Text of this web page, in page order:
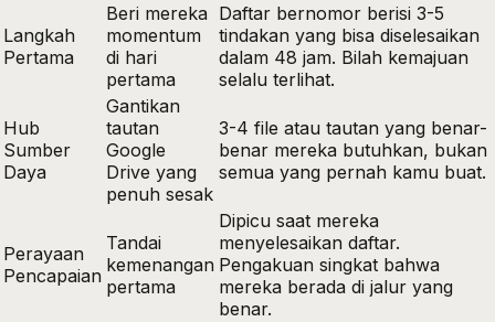
Langkah
Pertama
Beri mereka
momentum
di hari
pertama
Daftar bernomor berisi 3-5
tindakan yang bisa diselesaikan
dalam 48 jam. Bilah kemajuan
selalu terlihat.
Hub
Sumber
Daya
Gantikan
tautan
Google
Drive yang
penuh sesak
3-4 file atau tautan yang benar-
benar mereka butuhkan, bukan
semua yang pernah kamu buat.
Perayaan
Pencapaian
Tandai
kemenangan
pertama
Dipicu saat mereka
menyelesaikan daftar.
Pengakuan singkat bahwa
mereka berada di jalur yang
benar.